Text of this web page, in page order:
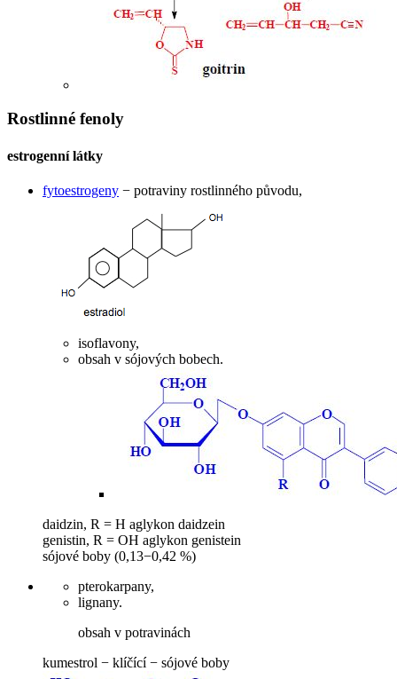
Rostlinné fenoly
estrogenní látky
fytoestrogeny − potraviny rostlinného původu,
isoflavony,
obsah v sójových bobech.
daidzin, R = H aglykon daidzein
genistin, R = OH aglykon genistein
sójové boby (0,13−0,42 %)
pterokarpany,
lignany.
obsah v potravinách
kumestrol − klíčící − sójové boby